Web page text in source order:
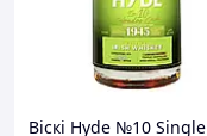
Віскі Hyde №10 Single